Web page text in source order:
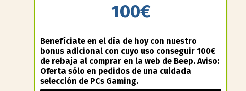
100€
Benefíciate en el día de hoy con nuestro
bonus adicional con cuyo uso conseguir 100€
de rebaja al comprar en la web de Beep. Aviso:
Oferta sólo en pedidos de una cuidada
selección de PCs Gaming.